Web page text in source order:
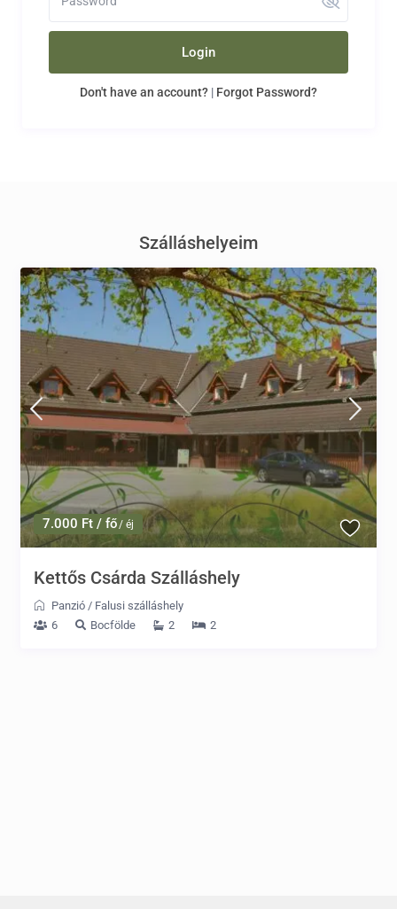
Login
Don't have an account? | Forgot Password?
Szálláshelyeim
7.000 Ft / fő/ éj
Kettős Csárda Szálláshely
Panzió / Falusi szálláshely
6
Bocfölde 2 2